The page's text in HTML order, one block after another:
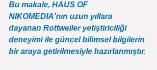
Bu makale, HAUS OF
NIKOMEDIA'nın uzun yıllara
dayanan Rottweiler yetiştiriciliği
deneyimi ile güncel bilimsel bilgilerin
bir araya getirilmesiyle hazırlanmıştır.